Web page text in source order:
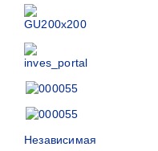
Независимая